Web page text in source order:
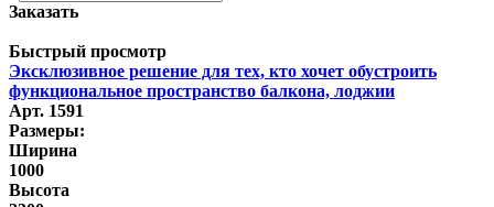
Заказать
Быстрый просмотр
Эксклюзивное решение для тех, кто хочет обустроить
функциональное пространство балкона, лоджии
Арт. 1591
Размеры:
Ширина
1000
Высота